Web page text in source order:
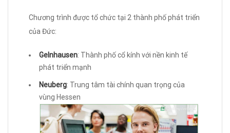
Chương trình được tổ chức tại 2 thành phố phát triển
của Đức:
Gelnhausen: Thành phố cổ kính với nền kinh tế
phát triển mạnh
Neuberg: Trung tâm tài chính quan trọng của
vùng Hessen